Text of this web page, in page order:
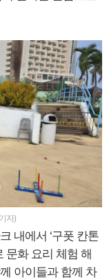
자)
내에서 ‘구폿 칸톤
문화 요리 체험 해
아이들과 함께 차